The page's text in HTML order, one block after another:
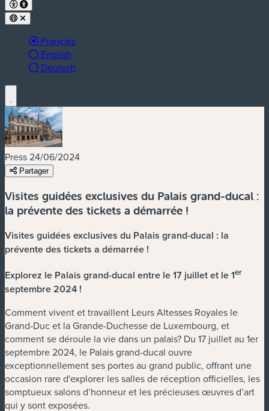
Langue active :
Français
English
Deutsch
Press24/06/2024
Partager
Visites guidées exclusives du Palais grand-ducal :
la prévente des tickets a démarrée !
Visites guidées exclusives du Palais grand-ducal : la
prévente des tickets a démarrée !
Explorez le Palais grand-ducal entre le 17 juillet et le 1er
septembre 2024 !
Comment vivent et travaillent Leurs Altesses Royales le
Grand-Duc et la Grande-Duchesse de Luxembourg, et
comment se déroule la vie dans un palais? Du 17 juillet au 1er
septembre 2024, le Palais grand-ducal ouvre
exceptionnellement ses portes au grand public, offrant une
occasion rare d'explorer les salles de réception officielles, les
somptueux salons d’honneur et les précieuses œuvres d’art
qui y sont exposées.